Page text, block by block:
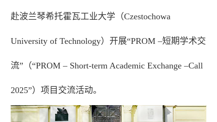
赴波兰琴希托霍瓦工业大学（Czestochowa
University of Technology）开展“PROM –短期学术交
流”（“PROM – Short-term Academic Exchange –Call
2025”）项目交流活动。